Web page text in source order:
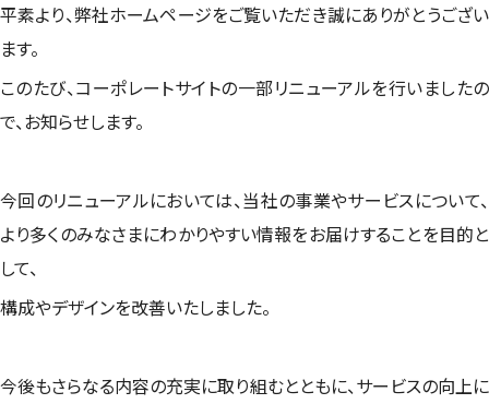
平素より、弊社ホームページをご覧いただき誠にありがとうござい
ます。
このたび、コーポレートサイトの一部リニューアルを行いましたの
で、お知らせします。
今回のリニューアルにおいては、当社の事業やサービスについて、
より多くのみなさまにわかりやすい情報をお届けすることを目的と
して、
構成やデザインを改善いたしました。
今後もさらなる内容の充実に取り組むとともに、サービスの向上に